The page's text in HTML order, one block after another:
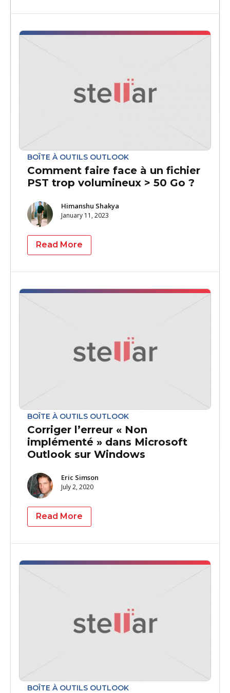
BOÎTE À OUTILS OUTLOOK
Comment faire face à un fichier
PST trop volumineux > 50 Go ?
Himanshu Shakya
January 11, 2023
Read More
BOÎTE À OUTILS OUTLOOK
Corriger l’erreur « Non
implémenté » dans Microsoft
Outlook sur Windows
Eric Simson
July 2, 2020
Read More
BOÎTE À OUTILS OUTLOOK